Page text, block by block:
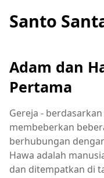
Santo
Adam dan
Pertama
Gereja -
membeberkan
berhubungan
Hawa adalah
dan ditempatkan di